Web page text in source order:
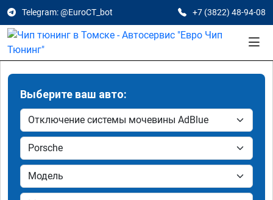
Telegram: @EuroCT_bot +7 (3822) 48-94-08
Выберите ваш авто: